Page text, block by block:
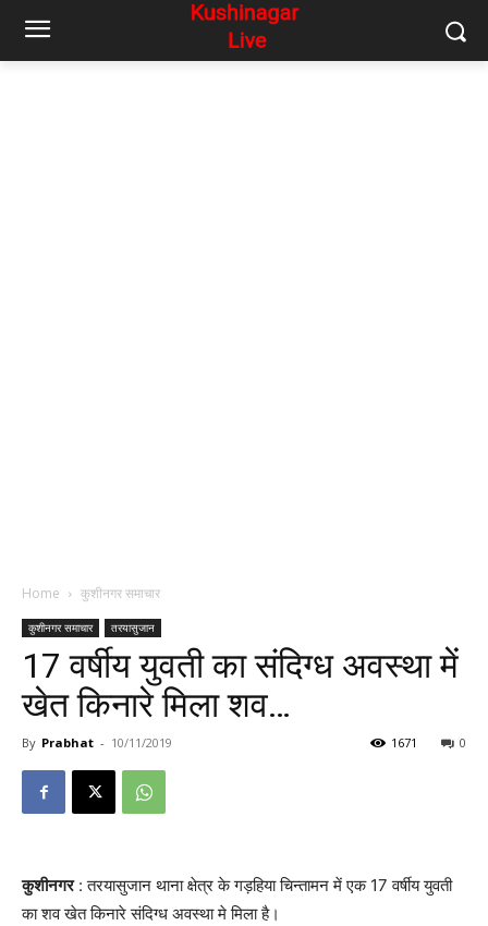
Home कुशीनगर समाचार
कुशीनगर समाचार तरयासुजान
17 वर्षीय युवती का संदिग्ध अवस्था में
खेत किनारे मिला शव…
By Prabhat - 10/11/2019 0
1671
कुशीनगर: तरयासुजान थाना क्षेत्र के गड़हिया चिन्तामन में एक 17 वर्षीय युवती
का शव खेत किनारे संदिग्ध अवस्था मे मिला है।